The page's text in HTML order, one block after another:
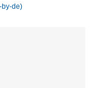
by-de)